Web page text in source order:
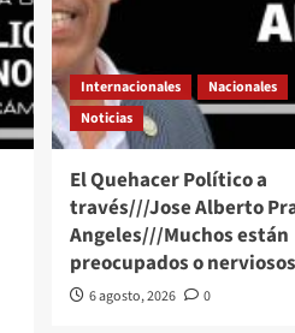
Internacionales
Nacionales
Noticias
El Quehacer Político a
través///Jose Alberto
Angeles///Muchos están
preocupados o nerviosos
6 agosto, 2026 0